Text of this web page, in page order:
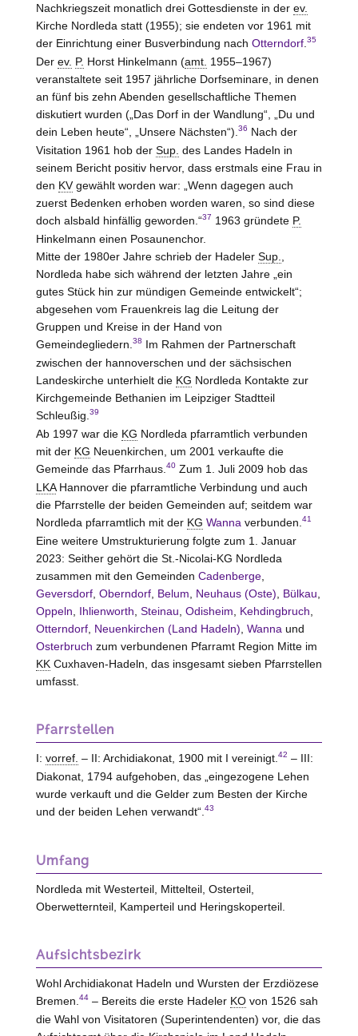
Nachkriegszeit monatlich drei Gottesdienste in der ev.
Kirche Nordleda statt (1955); sie endeten vor 1961 mit
der Einrichtung einer Busverbindung nach Otterndorf. 35
Der ev. P. Horst Hinkelmann (amt. 1955–1967)
veranstaltete seit 1957 jährliche Dorfseminare, in denen
an fünf bis zehn Abenden gesellschaftliche Themen
diskutiert wurden („Das Dorf in der Wandlung“, „Du und
dein Leben heute“, „Unsere Nächsten“). 36 Nach der
Visitation 1961 hob der Sup. des Landes Hadeln in
seinem Bericht positiv hervor, dass erstmals eine Frau in
den KVgewählt worden war: „Wenn dagegen auch
zuerst Bedenken erhoben worden waren, so sind diese
doch alsbald hinfällig geworden.“37 1963 gründete P.
Hinkelmann einen Posaunenchor.
Mitte der 1980er Jahre schrieb der Hadeler Sup.
Nordleda habe sich während der letzten Jahre „ein
gutes Stück hin zur mündigen Gemeinde entwickelt“;
abgesehen vom Frauenkreis lag die Leitung der
Gruppen und Kreise in der Hand von
Gemeindegliedern. 38 Im Rahmen der Partnerschaft
zwischen der hannoverschen und der sächsischen
Landeskirche unterhielt die KG Nordleda Kontakte zur
Kirchgemeinde Bethanien im Leipziger Stadtteil
Schleußig. 39
Ab 1997 war die KG Nordleda pfarramtlich verbunden
mit der KG Neuenkirchen, um 2001 verkaufte die
Gemeinde das Pfarrhaus. 40Zum 1. Juli 2009 hob das
LKAHannover die pfarramtliche Verbindung und auch
die Pfarrstelle der beiden Gemeinden auf; seitdem war
Nordleda pfarramtlich mit der KG Wanna verbunden. 41
Eine weitere Umstrukturierung folgte zum 1. Januar
2023: Seither gehört die St.-Nicolai-KG Nordleda
zusammen mit den Gemeinden Cadenberge,
Geversdorf, Oberndorf, Belum Neuhaus (Oste) Bülkau
Oppeln
Ihlienworth Steinau Odisheim Kehdingbruch
Otterndorf, Neuenkirchen (Land Hadeln) Wanna und
Osterbruch zum verbundenen Pfarramt Region Mitte im
KK Cuxhaven-Hadeln , das insgesamt sieben Pfarrstellen
umfasst.
Pfarrstellen
I: vorref. – II: Archidiakonat, 1900 mit I vereinigt. 42 – III:
Diakonat, 1794 aufgehoben, das „eingezogene Lehen
wurde verkauft und die Gelder zum Besten der Kirche
und der beiden Lehen verwandt“. 43
Umfang
Nordleda mit Westerteil, Mittelteil, Osterteil,
Oberwetternteil, Kamperteil und Heringskoperteil.
Aufsichtsbezirk
Wohl Archidiakonat Hadeln und Wursten der Erzdiözese
Bremen. 44– Bereits die erste Hadeler KOvon 1526 sah
die Wahl von Visitatoren (Superintendenten) vor, die das